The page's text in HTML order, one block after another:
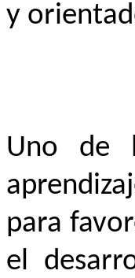
y
Uno de
para
el